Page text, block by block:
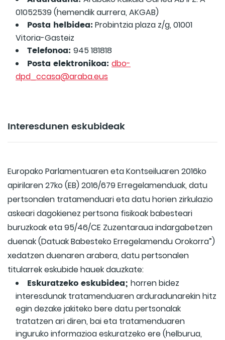
01052539 (hemendik aurrera, AKGAB)
Posta helbidea: Probintzia plaza z/g, 01001
Vitoria-Gasteiz
Telefonoa: 945 181818
Posta elektronikoa: dbo-
dpd_ccasa@araba.eus
Interesdunen eskubideak
Europako Parlamentuaren eta Kontseiluaren 2016ko
apirilaren 27ko (EB) 2016/679 Erregelamenduak, datu
pertsonalen tratamenduari eta datu horien zirkulazio
askeari dagokienez pertsona fisikoak babesteari
buruzkoak eta 95/46/CE Zuzentaraua indargabetzen
duenak (Datuak Babesteko Erregelamendu Orokorra”)
xedatzen duenaren arabera, datu pertsonalen
titularrek eskubide hauek dauzkate:
Eskuratzeko eskubidea; horren bidez
interesdunak tratamenduaren arduradunarekin hitz
egin dezake jakiteko bere datu pertsonalak
tratatzen ari diren, bai eta tratamenduaren
inguruko informazioa eskuratzeko ere (helburua,